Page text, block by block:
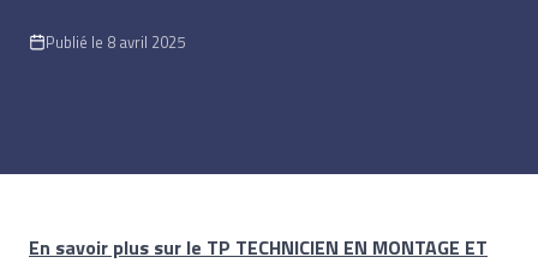
Publié le 8 avril 2025
En savoir plus sur le TP TECHNICIEN EN MONTAGE ET